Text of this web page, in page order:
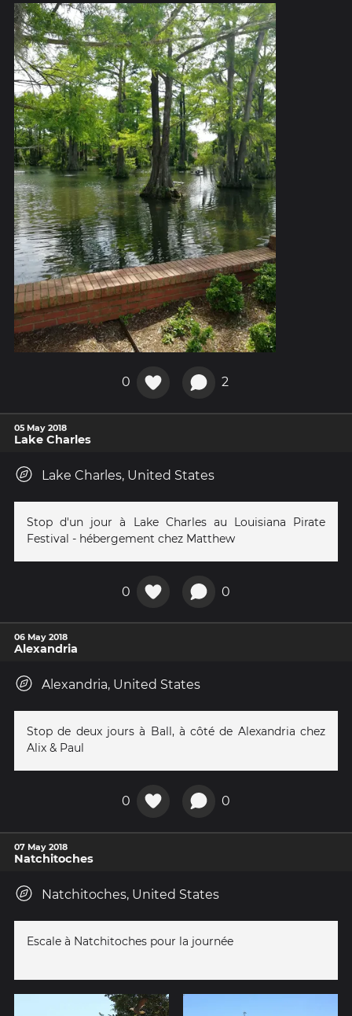
0 2
05 May 2018
Lake Charles
Lake Charles, United States
Stop d'un jour à Lake Charles au Louisiana Pirate
Festival - hébergement chez Matthew
0 0
06 May 2018
Alexandria
Alexandria, United States
Stop de deux jours à Ball, à côté de Alexandria chez
Alix & Paul
0 0
07 May 2018
Natchitoches
Natchitoches, United States
Escale à Natchitoches pour la journée